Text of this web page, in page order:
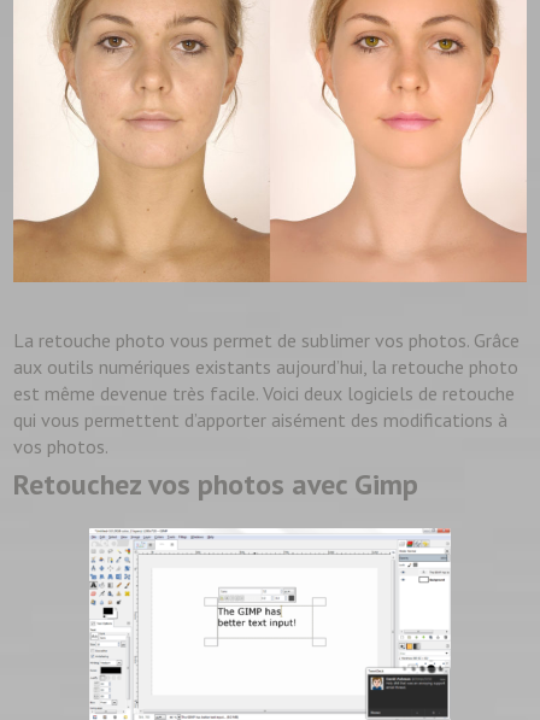
La retouche photo vous permet de sublimer vos photos. Grâce
aux outils numériques existants aujourd’hui, la retouche photo
est même devenue très facile. Voici deux logiciels de retouche
qui vous permettent d’apporter aisément des modifications à
vos photos.
Retouchez vos photos avec Gimp